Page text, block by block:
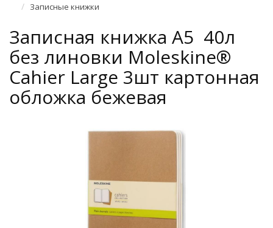
Записные книжки
Записная книжка A5 40л
без линовки Moleskine®
Cahier Large 3шт картонная
обложка бежевая